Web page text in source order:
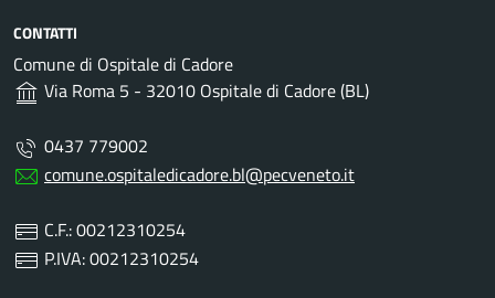
CONTATTI
Comune di Ospitale di Cadore
Via Roma 5 - 32010 Ospitale di Cadore (BL)
0437 779002
comune.ospitaledicadore.bl@pecveneto.it
C.F.: 00212310254
P.IVA: 00212310254